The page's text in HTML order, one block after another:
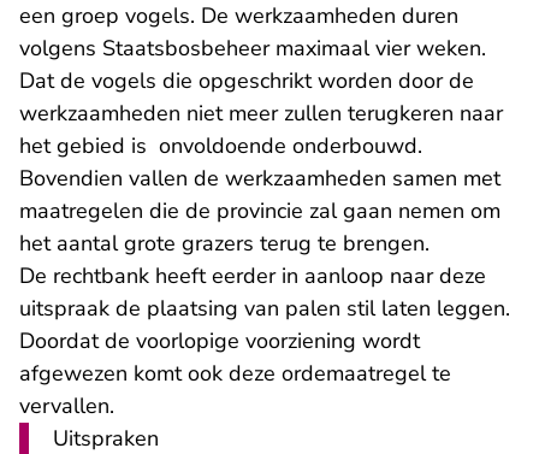
een groep vogels. De werkzaamheden duren
volgens Staatsbosbeheer maximaal vier weken.
Dat de vogels die opgeschrikt worden door de
werkzaamheden niet meer zullen terugkeren naar
het gebied is onvoldoende onderbouwd.
Bovendien vallen de werkzaamheden samen met
maatregelen die de provincie zal gaan nemen om
het aantal grote grazers terug te brengen.
De rechtbank heeft eerder in aanloop naar deze
uitspraak de plaatsing van palen stil laten leggen.
Doordat de voorlopige voorziening wordt
afgewezen komt ook deze ordemaatregel te
vervallen.
Uitspraken